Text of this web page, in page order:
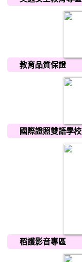
教育品質保證
國際證照雙語學校
稻護影音專區